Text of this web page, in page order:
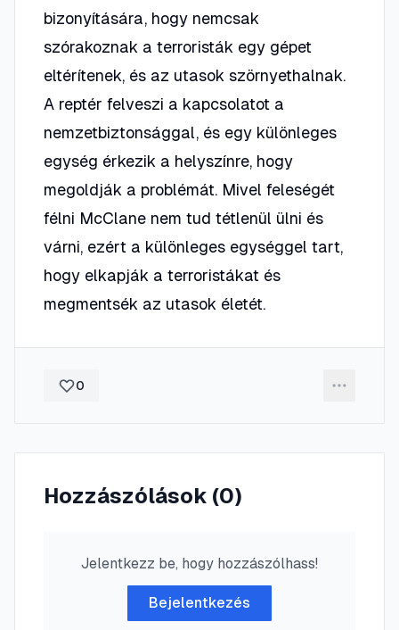
bizonyítására, hogy nemcsak
szórakoznak a terroristák egy gépet
eltérítenek, és az utasok szörnyethalnak.
A reptér felveszi a kapcsolatot a
nemzetbiztonsággal, és egy különleges
egység érkezik a helyszínre, hogy
megoldják a problémát. Mivel feleségét
félni McClane nem tud tétlenül ülni és
várni, ezért a különleges egységgel tart,
hogy elkapják a terroristákat és
megmentsék az utasok életét.
0
Hozzászólások (0)
Jelentkezz be, hogy hozzászólhass!
Bejelentkezés